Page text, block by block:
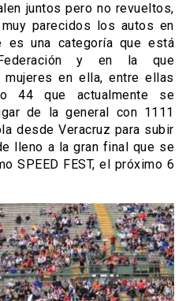
juntos pero no revueltos,
parecidos los autos en
es una categoría que está
y en la que
mujeres en ella, entre ellas
44 que actualmente se
de la general con 1111
desde Veracruz para subir
lleno a la gran final que se
SPEED FEST, el próximo 6